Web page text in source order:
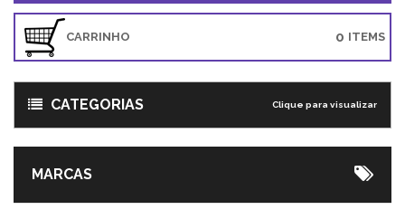
CARRINHO ITEMS
0
CATEGORIAS Clique para visualizar
MARCAS